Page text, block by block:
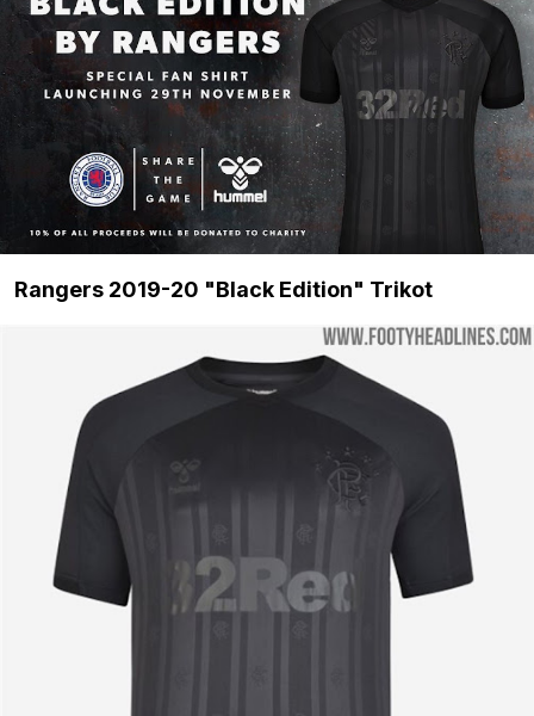
Rangers 2019-20 "Black Edition" Trikot